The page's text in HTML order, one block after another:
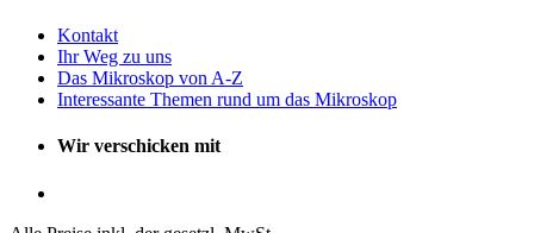
Kontakt
Ihr Weg zu uns
Das Mikroskop von A-Z
Interessante Themen rund um das Mikroskop
Wir verschicken mit